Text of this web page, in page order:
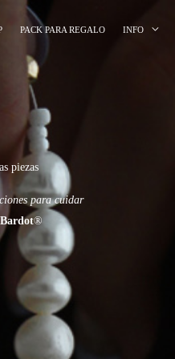
PACK PARA REGALO INFO
piezas
para cuidar
®